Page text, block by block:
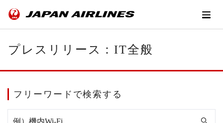
プレスリリース：IT全般
フリーワードで検索する